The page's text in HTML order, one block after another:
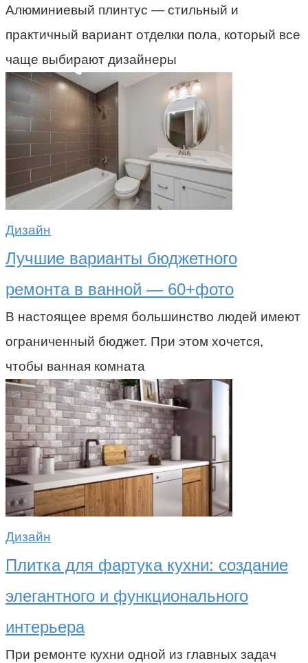
Алюминиевый плинтус — стильный и
практичный вариант отделки пола, который все
чаще выбирают дизайнеры
Дизайн
Лучшие варианты бюджетного
ремонта в ванной — 60+фото
В настоящее время большинство людей имеют
ограниченный бюджет. При этом хочется,
чтобы ванная комната
Дизайн
Плитка для фартука кухни: создание
элегантного и функционального
интерьера
При ремонте кухни одной из главных задач